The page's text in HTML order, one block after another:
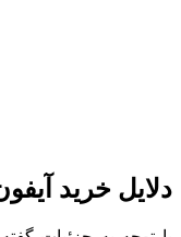
دلایل خرید آیفون 13 پرو مکس